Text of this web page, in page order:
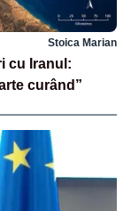
Stoica Marian
cu Iranul:
curând”